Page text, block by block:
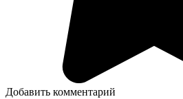
Добавить комментарий